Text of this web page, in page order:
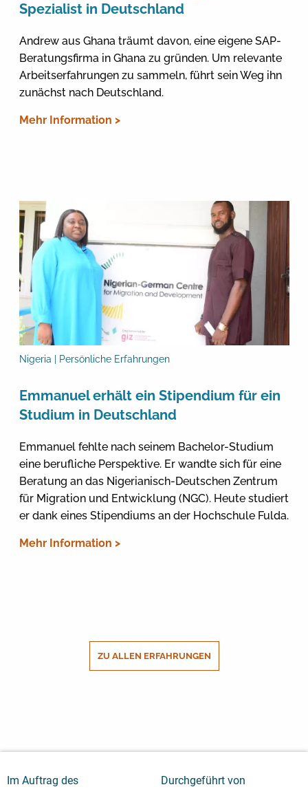
Spezialist in Deutschland
Andrew aus Ghana träumt davon, eine eigene SAP-
Beratungsfirma in Ghana zu gründen. Um relevante
Arbeitserfahrungen zu sammeln, führt sein Weg ihn
zunächst nach Deutschland.
Mehr Information >
Nigeria | Persönliche Erfahrungen
Emmanuel erhält ein Stipendium für ein
Studium in Deutschland
Emmanuel fehlte nach seinem Bachelor-Studium
eine berufliche Perspektive. Er wandte sich für eine
Beratung an das Nigerianisch-Deutschen Zentrum
für Migration und Entwicklung (NGC). Heute studiert
er dank eines Stipendiums an der Hochschule Fulda.
Mehr Information >
ZU ALLEN ERFAHRUNGEN
Im Auftrag des Durchgeführt von